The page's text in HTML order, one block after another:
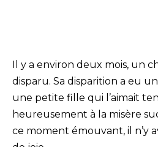
Il y a environ deux mois, un
disparu. Sa disparition a eu
une petite fille qui l’aimait
heureusement à la misère
ce moment émouvant, il n’y